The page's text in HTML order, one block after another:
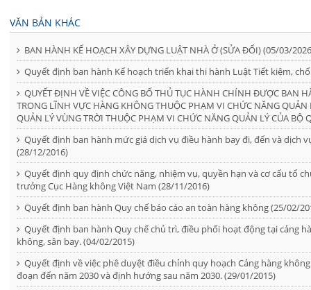
VĂN BẢN KHÁC
BAN HÀNH KẾ HOẠCH XÂY DỰNG LUẬT NHÀ Ở (SỬA ĐỔI) (05/03/
Quyết định ban hành Kế hoạch triển khai thi hành Luật Tiết kiệm,
QUYẾT ĐỊNH VỀ VIỆC CÔNG BỐ THỦ TỤC HÀNH CHÍNH ĐƯỢC BAN
TRONG LĨNH VỰC HÀNG KHÔNG THUỘC PHẠM VI CHỨC NĂNG QUẢN
QUẢN LÝ VÙNG TRỜI THUỘC PHẠM VI CHỨC NĂNG QUẢN LÝ CỦA BỘ
Quyết định ban hành mức giá dịch vụ điều hành bay đi, đến và dịch
(28/12/2016)
Quyết định quy định chức năng, nhiệm vụ, quyền hạn và cơ cấu tổ
trưởng Cục Hàng không Việt Nam (28/11/2016)
Quyết định ban hành Quy chế báo cáo an toàn hàng không (25/02/
Quyết định ban hành Quy chế chủ trì, điều phối hoạt động tại cảng
không, sân bay. (04/02/2015)
Quyết định về việc phê duyệt điều chỉnh quy hoạch Cảng hàng
đoạn đến năm 2030 và định hướng sau năm 2030. (29/01/2015)